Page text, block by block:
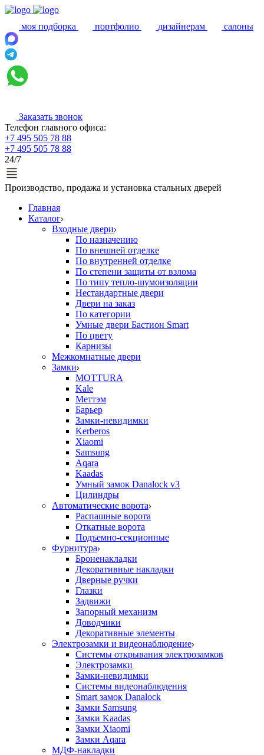
моя подборка портфолио дизайнерам салоны
Заказать звонок
Телефон главного офиса:
+7 495 505 78 88
+7 495 505 78 88
24/7
Производство, продажа и установка стальных дверей
Главная
Каталог
Входные двери
По назначению
По внешней отделке
По внутренней отделке
По степени защиты от взлома
По типу тепло-шумоизоляции
Нестандартные двери
Двери на заказ
По категории
Умные двери Бастион Smart
По цвету
Карнизы
Межкомнатные двери
Замки
MOTTURA
Kale
Меттэм
Барьер
Замки-невидимки
Kerberos
Xiaomi
Samsung
Aqara
Kaadas
Умный замок Danalock v3
Цилиндры
Автоматические ворота
Распашные ворота
Откатные ворота
Подъемно-секционные
Фурнитура
Броненакладки
Декоративные накладки
Дверные ручки
Глазки
Задвижи
Запорный механизм
Доводчики
Декоративные элементы
Электрозамки и видеонаблюдение
Системы открывания электрозамков
Электрозамки
Замки-невидимки
Системы видеонаблюдения
Smart замок Danalock
Замки Samsung
Замки Kaadas
Замки Xiaomi
Замки Aqara
МДФ-накладки